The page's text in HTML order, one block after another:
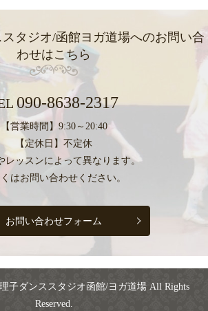
タジオ/函館ヨガ道場へのお問い合
わせはこちら
090-8638-2317
【営業時間】9:30～20:40
【定休日】不定休
レッスンによって異なります。
はお問い合わせください。
お問い合わせフォーム
子ダンススタジオ函館/ヨガ道場 All Rights
Reserved.